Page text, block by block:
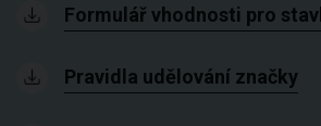
Formulář vhodnosti pro
Pravidla udělování značky